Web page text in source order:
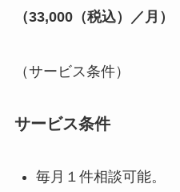
（33,000（税込）／月）
（サービス条件）
サービス条件
毎月１件相談可能。